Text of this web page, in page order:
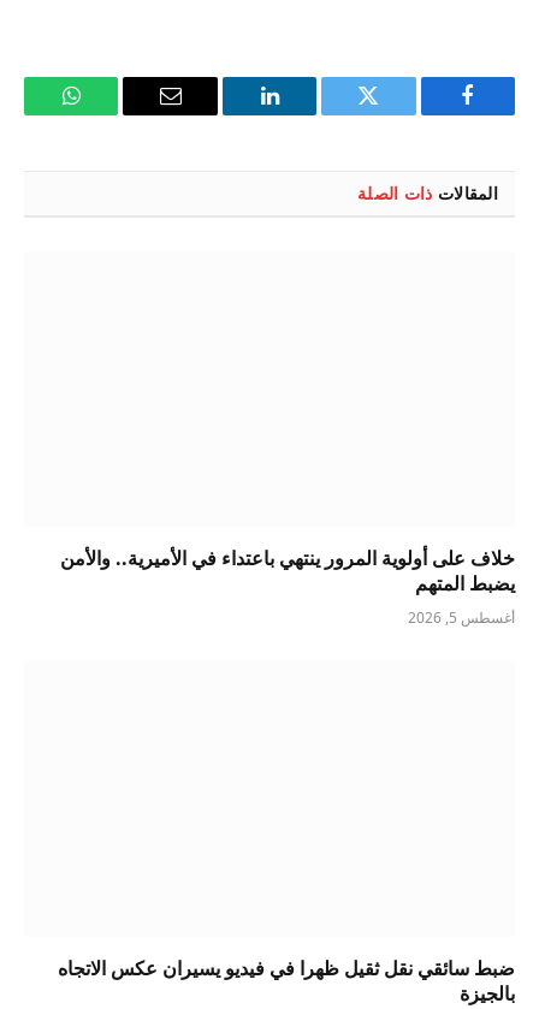
فيسبوك تويتر لينكدإن
البريد
واتساب
المقالات ذات الصلة
خلاف على أولوية المرور ينتهي باعتداء في الأميرية.. والأمن
يضبط المتهم
أغسطس 5, 2026
ضبط سائقي نقل ثقيل ظهرا في فيديو يسيران عكس الاتجاه
بالجيزة